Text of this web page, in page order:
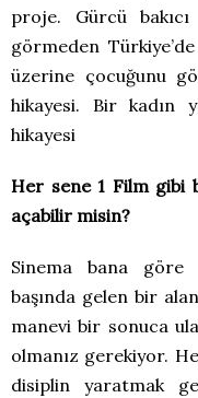
proje. Gürcü
görmeden
üzerine çocuğunu
hikayesi. Bir kadın
hikayesi
Her sene 1 Film gibi
açabilir misin?
Sinema bana göre
başında gelen bir
manevi bir sonuca
olmanız gerekiyor.
disiplin yaratmak